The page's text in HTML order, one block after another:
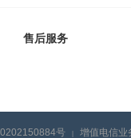
售后服务
号 | 增值电信